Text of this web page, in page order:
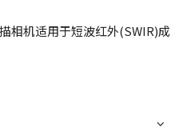
相机适用于短波红外(SWIR)成